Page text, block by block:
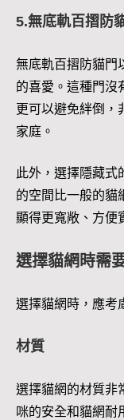
5.無底軌百摺防
無底軌百摺防貓門
的喜愛。這種門沒
更可以避免絆倒，
家庭。
此外，選擇隱藏式
的空間比一般的貓
顯得更寬敞、方便
選擇貓網時需
選擇貓網時，應考
材質
選擇貓網的材質非
咪的安全和貓網耐